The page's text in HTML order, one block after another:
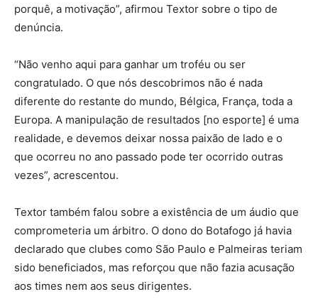
porquê, a motivação”, afirmou Textor sobre o tipo de
denúncia.
“Não venho aqui para ganhar um troféu ou ser
congratulado. O que nós descobrimos não é nada
diferente do restante do mundo, Bélgica, França, toda a
Europa. A manipulação de resultados [no esporte] é uma
realidade, e devemos deixar nossa paixão de lado e o
que ocorreu no ano passado pode ter ocorrido outras
vezes”, acrescentou.
Textor também falou sobre a existência de um áudio que
comprometeria um árbitro. O dono do Botafogo já havia
declarado que clubes como São Paulo e Palmeiras teriam
sido beneficiados, mas reforçou que não fazia acusação
aos times nem aos seus dirigentes.